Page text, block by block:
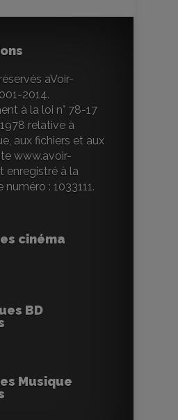
aVoir-
2014.
à la loi n° 78-17
relative à
aux fichiers et aux
www.avoir-
enregistré à la
numéro : 1033111.
cinéma
BD
Musique